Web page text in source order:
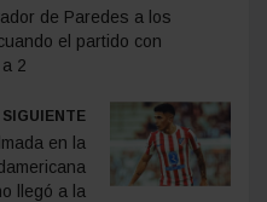
de Paredes a los
el partido con
2
en la
llegó a la